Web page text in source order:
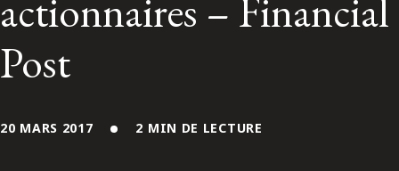
ENGLISH
S’abonner aux articles Osler
actionnaires – Financial
Post
20 MARS 2017 2 MIN DE LECTURE